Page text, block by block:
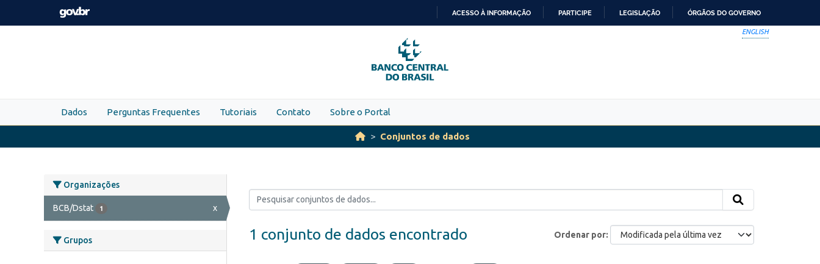
Skip to main content
PARA
O
CONTEÚDO
ACESSO À INFORMAÇÃO PARTICIPE LEGISLAÇÃO ÓRGÃOS DO GOVERNO
ENGLISH
Dados Perguntas Frequentes Tutoriais Contato Sobre o Portal
Conjuntos de dados
Organizações
BCB/Dstat 1 x
Grupos
Ordenar por
1 conjunto de dados encontrado